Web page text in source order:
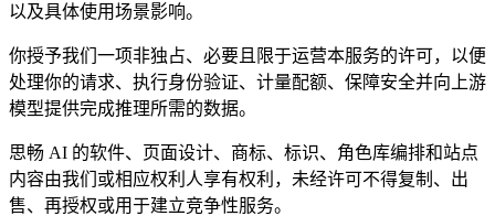
以及具体使用场景影响。
你授予我们一项非独占、必要且限于运营本服务的许可，以便
处理你的请求、执行身份验证、计量配额、保障安全并向上游
模型提供完成推理所需的数据。
思畅 AI 的软件、页面设计、商标、标识、角色库编排和站点
内容由我们或相应权利人享有权利，未经许可不得复制、出
售、再授权或用于建立竞争性服务。